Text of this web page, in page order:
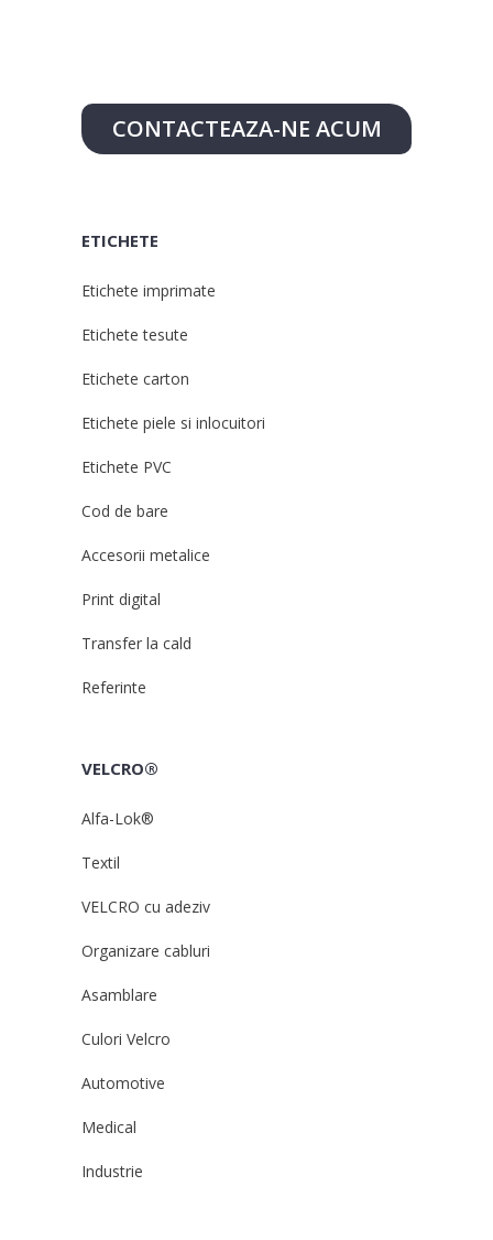
CONTACTEAZA-NE ACUM
ETICHETE
Etichete imprimate
Etichete tesute
Etichete carton
Etichete piele si inlocuitori
Etichete PVC
Cod de bare
Accesorii metalice
Print digital
Transfer la cald
Referinte
VELCRO®
Alfa-Lok®
Textil
VELCRO cu adeziv
Organizare cabluri
Asamblare
Culori Velcro
Automotive
Medical
Industrie